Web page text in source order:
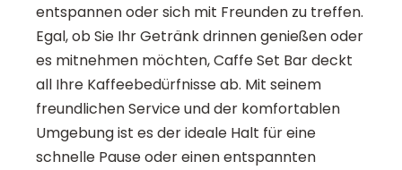
entspannen oder sich mit Freunden zu treffen.
Egal, ob Sie Ihr Getränk drinnen genießen oder
es mitnehmen möchten, Caffe Set Bar deckt
all Ihre Kaffeebedürfnisse ab. Mit seinem
freundlichen Service und der komfortablen
Umgebung ist es der ideale Halt für eine
schnelle Pause oder einen entspannten